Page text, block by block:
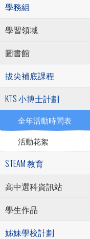
學務組
學習領域
圖書館
拔尖補底課程
KTS 小博士計劃
全年活動時間表
活動花絮
STEAM 教育
高中選科資訊站
學生作品
姊妹學校計劃